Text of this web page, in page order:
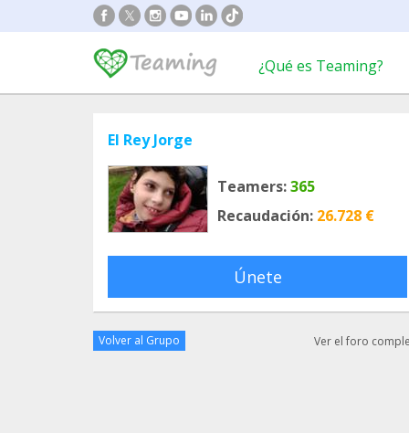
¿Qué es Teaming?
El Rey Jorge
Teamers:365
Recaudación: 26.728 €
Únete
Volver al Grupo Ver el foro